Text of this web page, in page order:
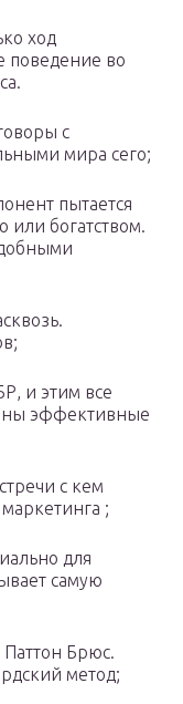
ход
поведение во
с
мира сего;
пытается
или богатством.
и этим все
эффективные
с кем
;
для
самую
Брюс.
метод;